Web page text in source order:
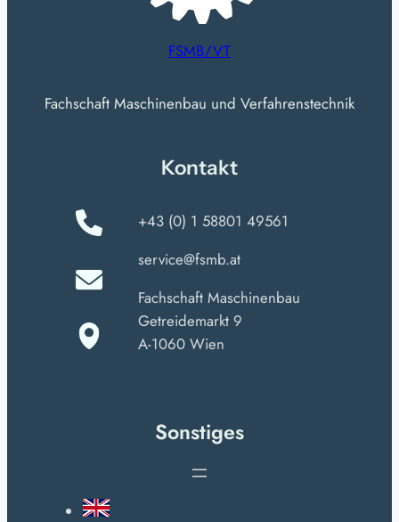
FSMB/VT
Fachschaft Maschinenbau und Verfahrenstechnik
Kontakt
+43 (0) 1 58801 49561
service@fsmb.at
Fachschaft Maschinenbau
Getreidemarkt 9
A-1060 Wien
Sonstiges